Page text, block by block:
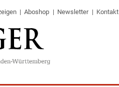
Aboshop Newsletter Kontakt